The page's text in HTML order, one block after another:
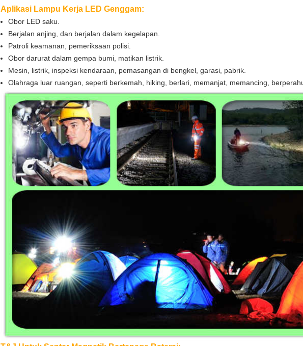
Aplikasi Lampu Kerja LED Genggam:
Obor LED saku.
Berjalan anjing, dan berjalan dalam kegelapan.
Patroli keamanan, pemeriksaan polisi.
Obor darurat dalam gempa bumi, matikan listrik.
Mesin, listrik, inspeksi kendaraan, pemasangan di bengkel, garasi, pabrik.
Olahraga luar ruangan, seperti berkemah, hiking, berlari, memanjat, memancing,